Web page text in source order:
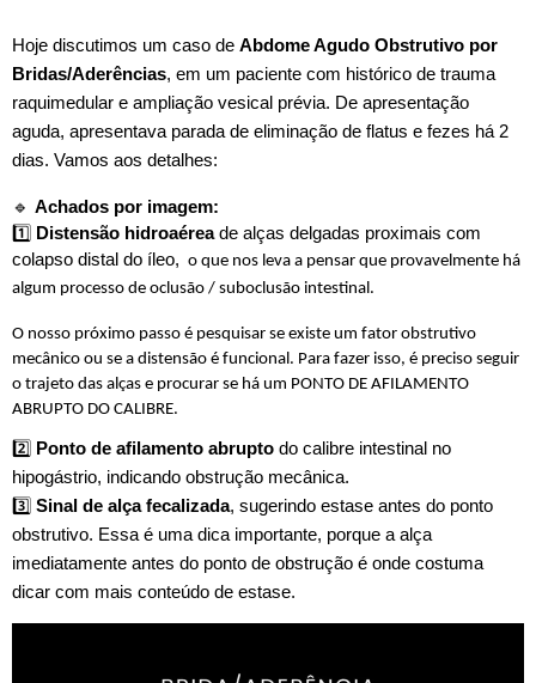
Hoje discutimos um caso de Abdome Agudo Obstrutivo por
Bridas/Aderências, em um paciente com histórico de trauma
raquimedular e ampliação vesical prévia. De apresentação
aguda, apresentava parada de eliminação de flatus e fezes há 2
dias. Vamos aos detalhes:
🔹 Achados por imagem:
1️⃣ Distensão hidroaéreade alças delgadas proximais com
colapso distal do íleo, o que nos leva a pensar que provavelmente há
algum processo de oclusão / suboclusão intestinal.
O nosso próximo passo é pesquisar se existe um fator obstrutivo
mecânico ou se a distensão é funcional. Para fazer isso, é preciso seguir
o trajeto das alças e procurar se há um PONTO DE AFILAMENTO
ABRUPTO DO CALIBRE.
2️⃣ Ponto de afilamento abrupto do calibre intestinal no
hipogástrio, indicando obstrução mecânica.
3️⃣ Sinal de alça fecalizada, sugerindo estase antes do ponto
obstrutivo. Essa é uma dica importante, porque a alça
imediatamente antes do ponto de obstrução é onde costuma
dicar com mais conteúdo de estase.